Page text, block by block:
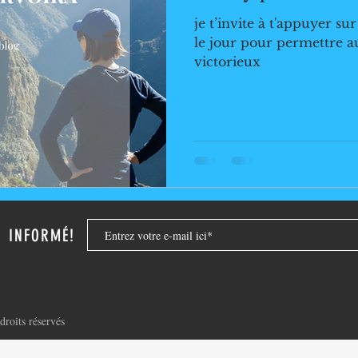
je t’invite à t'appuyer
le jour pour permettre
victorieux
INFORMÉ!
réservés